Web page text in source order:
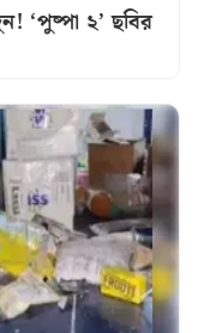
‘পুষ্পা ২’ ছবির